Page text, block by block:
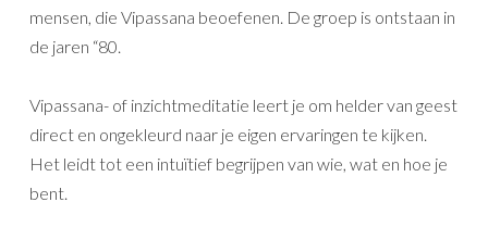
mensen, die Vipassana beoefenen. De groep is ontstaan in
de jaren “80.
Vipassana- of inzichtmeditatie leert je om helder van geest
direct en ongekleurd naar je eigen ervaringen te kijken.
Het leidt tot een intuïtief begrijpen van wie, wat en hoe je
bent.